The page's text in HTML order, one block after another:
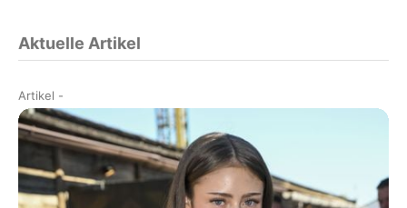
Aktuelle Artikel
Artikel -